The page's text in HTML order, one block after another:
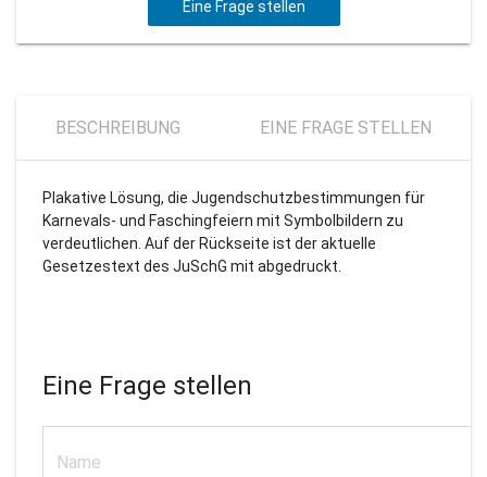
Eine Frage stellen
BESCHREIBUNG EINE FRAGE STELLEN
Plakative Lösung, die Jugendschutzbestimmungen für
Karnevals- und Faschingfeiern mit Symbolbildern zu
verdeutlichen. Auf der Rückseite ist der aktuelle
Gesetzestext des JuSchG mit abgedruckt.
Eine Frage stellen